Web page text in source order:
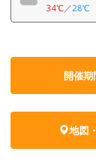
34℃／28℃
開催期
地図